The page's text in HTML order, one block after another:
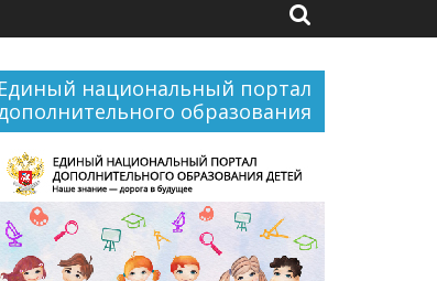
Единый национальный портал
образования